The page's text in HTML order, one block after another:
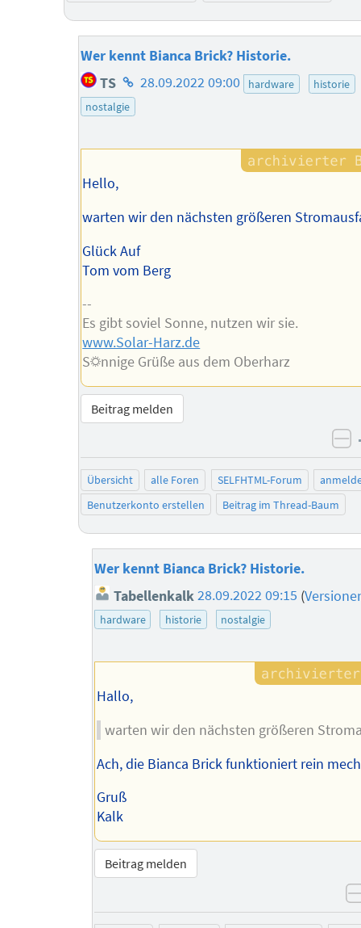
Wer kennt Bianca Brick? Historie.
TS Homepage
des
28.09.2022 09:00 hardware
historie
nostalgie
Hello,
warten wir den nächsten größeren
Glück Auf
Tom vom Berg
--
Es gibt soviel Sonne, nutzen wir sie.
www.Solar-Harz.de
S☼nnige Grüße aus dem Oberharz
Beitrag melden
Übersicht alle Foren SELFHTML-Forum
Benutzerkonto erstellen
Beitrag im Thread-Baum
Wer kennt Bianca Brick? Historie.
Tabellenkalk28.09.2022 09:15 (
hardware historie nostalgie
Hallo,
warten wir den nächsten größeren
Ach, die Bianca Brick funktioniert rein
Gruß
Kalk
Beitrag melden